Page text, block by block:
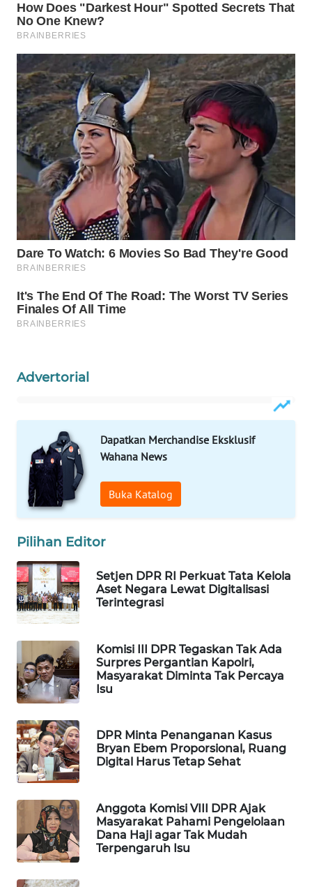
Advertorial
Dapatkan Merchandise Eksklusif
Wahana News
Buka Katalog
Pilihan Editor
Setjen DPR RI Perkuat Tata Kelola
Aset Negara Lewat Digitalisasi
Terintegrasi
Komisi III DPR Tegaskan Tak Ada
Surpres Pergantian Kapolri,
Masyarakat Diminta Tak Percaya
Isu
DPR Minta Penanganan Kasus
Bryan Ebem Proporsional, Ruang
Digital Harus Tetap Sehat
Anggota Komisi VIII DPR Ajak
Masyarakat Pahami Pengelolaan
Dana Haji agar Tak Mudah
Terpengaruh Isu
WN
LIKUPANG
WN
LABUANBAJO
WN
BORNEO
Wahana
Media
Group
WAHANA
NEWS
TANI
WAHANA
WAHANA
WAHANA
KONSUMEN
WAHANA
LISTRIK
WAHANA
WAHANA
TV
WAHANANEWS
ID
WAHANANEWS
CO ID
WAHANANEWS
NET
SPORT
WAHANA
UMKM